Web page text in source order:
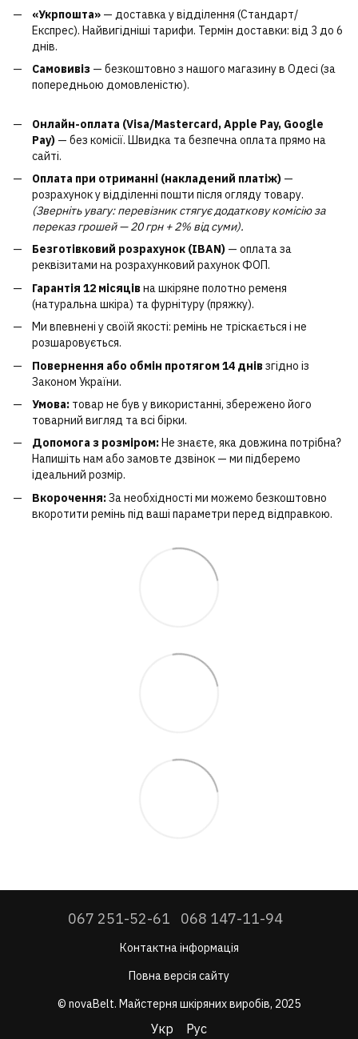
«Укрпошта» — доставка у відділення (Стандарт/
Експрес). Найвигідніші тарифи. Термін доставки: від 3 до 6
днів.
Самовивіз — безкоштовно з нашого магазину в Одесі (за
попередньою домовленістю).
Онлайн-оплата (Visa/Mastercard, Apple Pay, Google
Pay) — без комісії. Швидка та безпечна оплата прямо на
сайті.
Оплата при отриманні (накладений платіж) —
розрахунок у відділенні пошти після огляду товару.
(Зверніть увагу: перевізник стягує додаткову комісію за
переказ грошей — 20 грн + 2% від суми).
Безготівковий розрахунок (IBAN) — оплата за
реквізитами на розрахунковий рахунок ФОП.
Гарантія 12 місяцівна шкіряне полотно ременя
(натуральна шкіра) та фурнітуру (пряжку).
Ми впевнені у своїй якості: ремінь не тріскається і не
розшаровується.
Повернення або обмін протягом 14 днівзгідно із
Законом України.
Умова: товар не був у використанні, збережено його
товарний вигляд та всі бірки.
Допомога з розміром: Не знаєте, яка довжина потрібна?
Напишіть нам або замовте дзвінок — ми підберемо
ідеальний розмір.
Вкорочення:За необхідності ми можемо безкоштовно
вкоротити ремінь під ваші параметри перед відправкою.
067 251-52-61 068 147-11-94
Контактна інформація
Повна версія сайту
© novaBelt. Майстерня шкіряних виробів, 2025
Укр Рус